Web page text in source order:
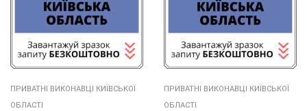
ПРИВАТНІ ВИКОНАВЦІ КИЇВСЬКОЇ
ОБЛАСТІ
ПРИВАТНІ ВИКОНАВЦІ КИЇВСЬКОЇ
ОБЛАСТІ